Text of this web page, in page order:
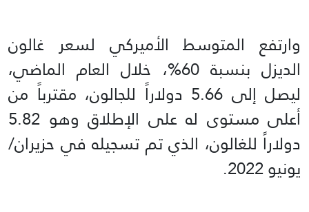
وارتفع المتوسط الأميركي لسعر غالون
الديزل بنسبة 60%، خلال العام الماضي،
ليصل إلى 5.66 دولاراً للجالون، مقترباً من
أعلى مستوى له على الإطلاق وهو 5.82
دولاراً للغالون، الذي تم تسجيله في حزيران/
يونيو 2022.